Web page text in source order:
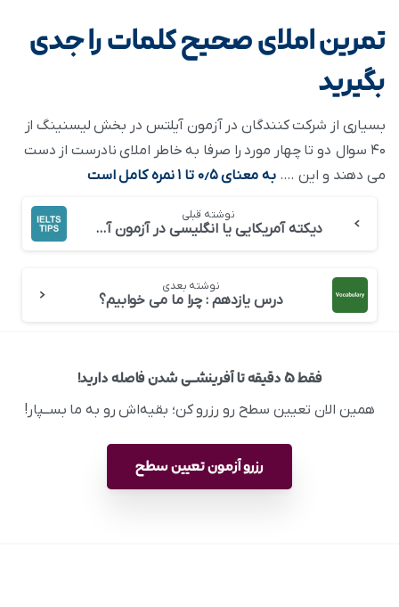
تمرین املای صحیح کلمات را جدی
بگیرید
بسیاری از شرکت کنندگان در آزمون آیلتس در بخش لیسنینگ از
۴۰ سوال دو تا چهار مورد را صرفا به خاطر املای نادرست از دست
می دهند و این ….به معنای ۰٫۵ تا ۱ نمره کامل است
نوشته قبلی
دیکته آمریکایی یا انگلیسی در آزمون آیلتس
نوشته بعدی
درس یازدهم : چرا ما می خوابیم؟
فقط ۵ دقیقه تا آفرینشــی شدن فاصله دارید!
همین الان تعیین سطح رو رزرو کن؛ بقیه‌اش رو به ما بســپار!
رزرو آزمون تعیین سطح